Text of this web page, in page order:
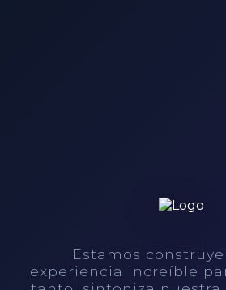
Estamos
experiencia increíble